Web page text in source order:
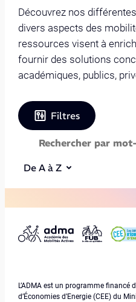
Découvrez nos
divers aspects des
ressources visent à
fournir des solutions
académiques, publics,
Filtres
De A à Z
L’ADMA est un programme financé
d’Économies d’Energie (CEE) du